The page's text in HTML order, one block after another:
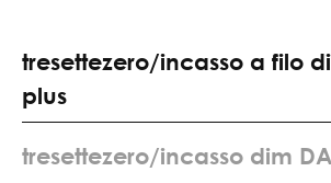
tresettezero/incasso a filo di
plus
tresettezero/incasso dim DA